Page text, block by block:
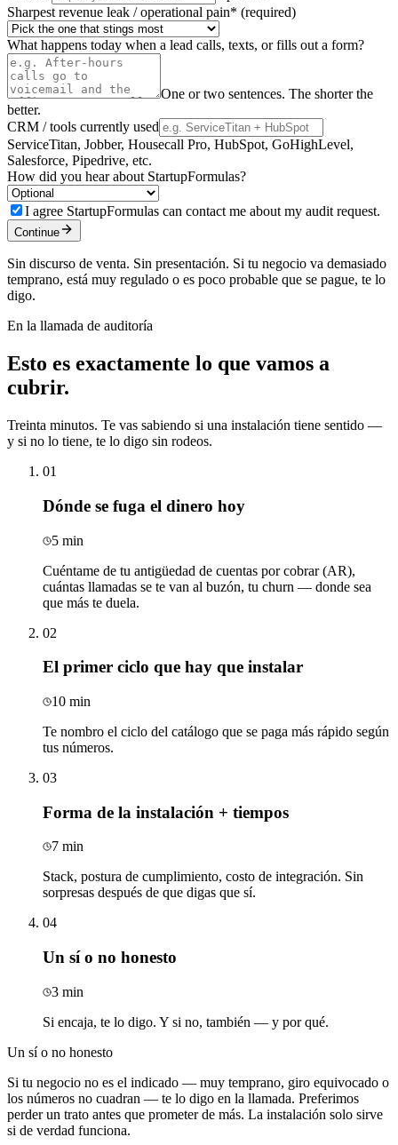
Sharpest revenue leak / operational pain* (required)
What happens today when a lead calls, texts, or fills out a form?
One or two sentences. The shorter the
better.
CRM / tools currently used
ServiceTitan, Jobber, Housecall Pro, HubSpot, GoHighLevel,
Salesforce, Pipedrive, etc.
How did you hear about StartupFormulas?
I agree StartupFormulas can contact me about my audit request.
Continue
Sin discurso de venta. Sin presentación. Si tu negocio va demasiado
temprano, está muy regulado o es poco probable que se pague, te lo
digo.
En la llamada de auditoría
Esto es exactamente lo que vamos a
cubrir.
Treinta minutos. Te vas sabiendo si una instalación tiene sentido —
y si no lo tiene, te lo digo sin rodeos.
01
Dónde se fuga el dinero hoy
5 min
Cuéntame de tu antigüedad de cuentas por cobrar (AR),
cuántas llamadas se te van al buzón, tu churn — donde sea
que más te duela.
02
El primer ciclo que hay que instalar
10 min
Te nombro el ciclo del catálogo que se paga más rápido según
tus números.
03
Forma de la instalación + tiempos
7 min
Stack, postura de cumplimiento, costo de integración. Sin
sorpresas después de que digas que sí.
04
Un sí o no honesto
3 min
Si encaja, te lo digo. Y si no, también — y por qué.
Un sí o no honesto
Si tu negocio no es el indicado — muy temprano, giro equivocado o
los números no cuadran — te lo digo en la llamada. Preferimos
perder un trato antes que prometer de más. La instalación solo sirve
si de verdad funciona.